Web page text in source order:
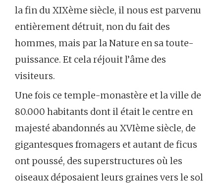
la fin du XIXème siècle, il nous est parvenu
entièrement détruit, non du fait des
hommes, mais par la Nature en sa toute-
puissance. Et cela réjouit l’âme des
visiteurs.
Une fois ce temple-monastère et la ville de
80.000 habitants dont il était le centre en
majesté abandonnés au XVIème siècle, de
gigantesques fromagers et autant de ficus
ont poussé, des superstructures où les
oiseaux déposaient leurs graines vers le sol